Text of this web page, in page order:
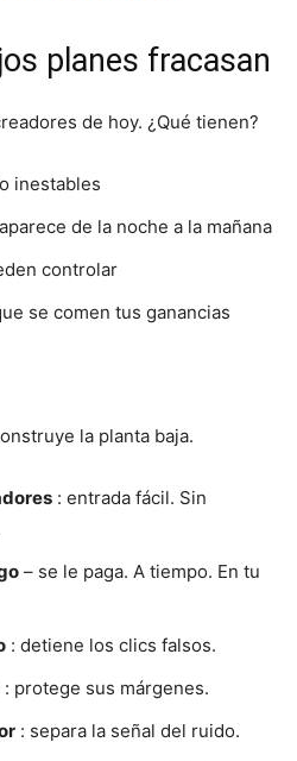
planes fracasan
de hoy. ¿Qué tienen?
inestables
de la noche a la mañana
controlar
se comen tus ganancias
la planta baja.
: entrada fácil. Sin
– se le paga. A tiempo. En tu
: detiene los clics falsos.
: protege sus márgenes.
: separa la señal del ruido.